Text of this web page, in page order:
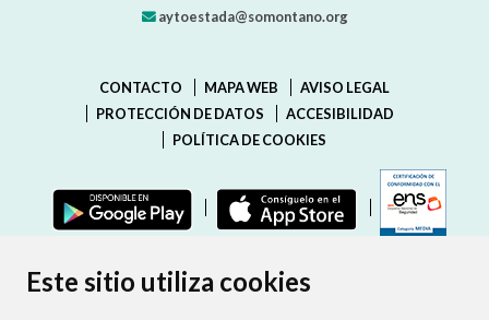
Este sitio utiliza cookies
aytoestada@somontano.org
CONTACTO MAPA WEB
AVISO LEGAL
PROTECCIÓN DE DATOS
ACCESIBILIDAD
POLÍTICA DE COOKIES